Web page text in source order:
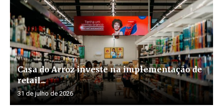
Casa do Arroz investe na implementação de
retail...
31 de julho de 2026